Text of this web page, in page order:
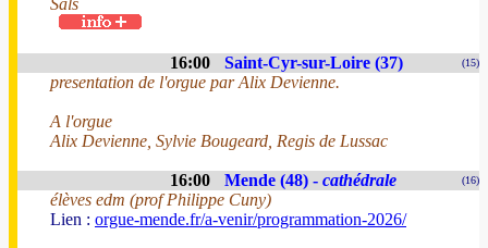
Sals
16:00 Saint-Cyr-sur-Loire (37) (15)
presentation de l'orgue par Alix Devienne.
A l'orgue
Alix Devienne, Sylvie Bougeard, Regis de Lussac
16:00 Mende (48) - cathédrale (16)
élèves edm (prof Philippe Cuny)
Lien : orgue-mende.fr/a-venir/programmation-2026/